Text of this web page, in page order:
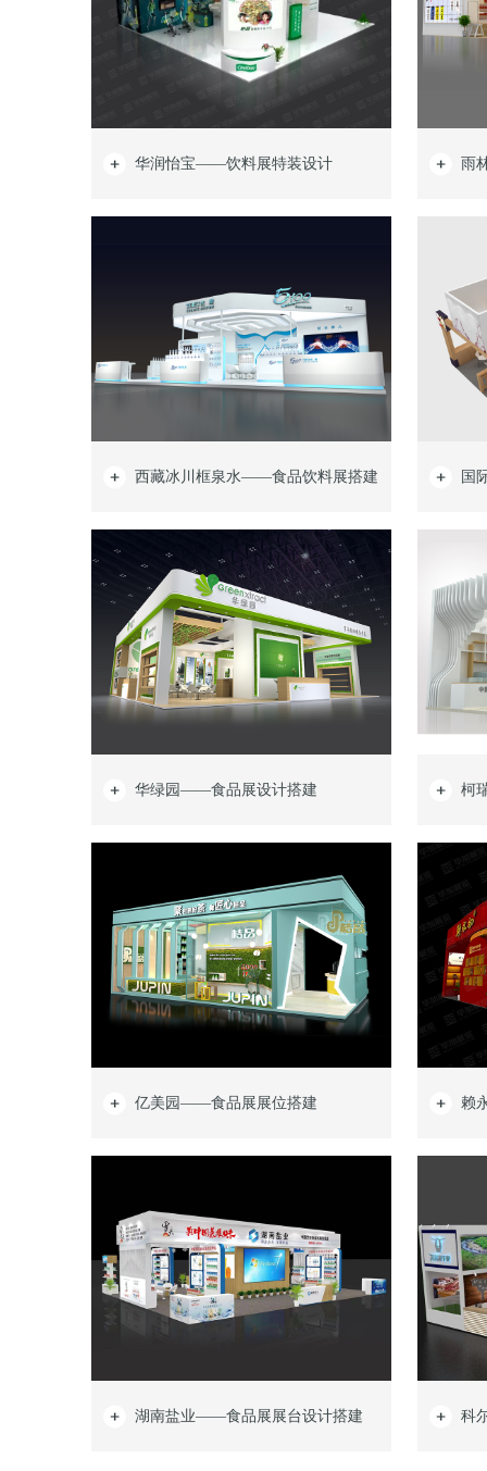
华润怡宝——饮料展特装设计 雨
西藏冰川框泉水——食品饮料展搭建 国
华绿园——食品展设计搭建 柯
亿美园——食品展展位搭建 赖
湖南盐业——食品展展台设计搭建 科